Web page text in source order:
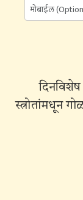
दिनविशेष
स्त्रोतांमधून